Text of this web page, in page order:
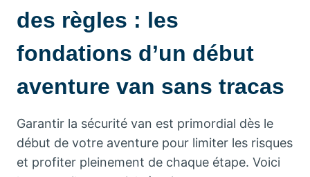
des règles : les
fondations d’un début
aventure van sans tracas
Garantir la sécurité van est primordial dès le
début de votre aventure pour limiter les risques
et profiter pleinement de chaque étape. Voici